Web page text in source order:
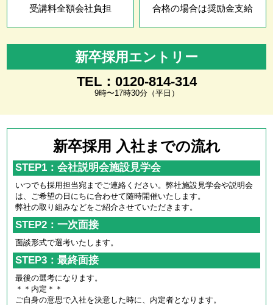
受講料全額会社負担 合格の場合は奨励金支給
新卒採用エントリー
TEL：0120-814-314
9時〜17時30分（平日）
新卒採用 入社までの流れ
STEP1：会社説明会施設見学会
いつでも採用担当宛までご連絡ください。弊社施設見学会や説明会
は、ご希望の日にちに合わせて随時開催いたします。
弊社の取り組みなどをご紹介させていただきます。
STEP2：一次面接
面談形式で選考いたします。
STEP3：最終面接
最後の選考になります。
＊＊内定＊＊
ご自身の意思で入社を決意した時に、内定者となります。